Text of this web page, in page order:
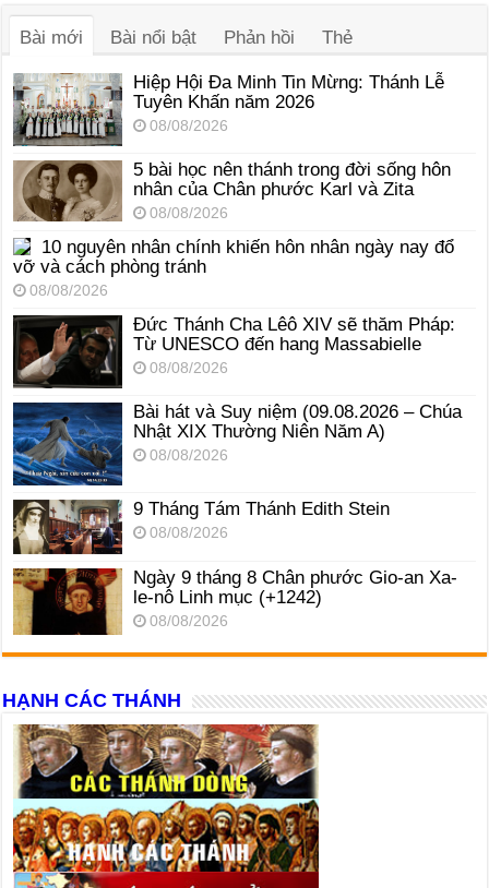
Bài mới
Bài nổi bật Phản hồi Thẻ
Hiệp Hội Đa Minh Tin Mừng: Thánh Lễ
Tuyên Khấn năm 2026
08/08/2026
5 bài học nên thánh trong đời sống hôn
nhân của Chân phước Karl và Zita
08/08/2026
10 nguyên nhân chính khiến hôn nhân ngày nay đổ
vỡ và cách phòng tránh
08/08/2026
Đức Thánh Cha Lêô XIV sẽ thăm Pháp:
Từ UNESCO đến hang Massabielle
08/08/2026
Bài hát và Suy niệm (09.08.2026 – Chúa
Nhật XIX Thường Niên Năm A)
08/08/2026
9 Tháng Tám Thánh Edith Stein
08/08/2026
Ngày 9 tháng 8 Chân phước Gio-an Xa-
le-nô Linh mục (+1242)
08/08/2026
HẠNH CÁC THÁNH